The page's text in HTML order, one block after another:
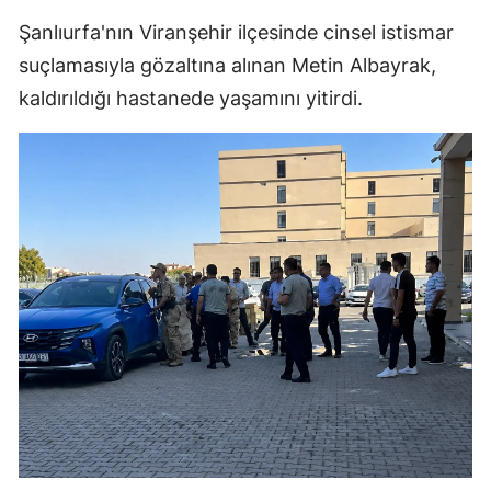
Şanlıurfa'nın Viranşehir ilçesinde cinsel istismar
suçlamasıyla gözaltına alınan Metin Albayrak,
kaldırıldığı hastanede yaşamını yitirdi.